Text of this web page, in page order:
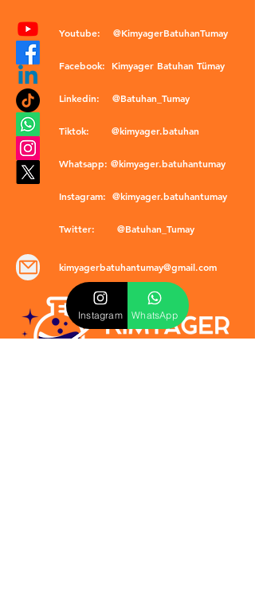
Youtube: @KimyagerBatuhanTumay
Facebook: Kimyager Batuhan Tümay
Linkedin: @Batuhan_Tumay
Tiktok: @kimyager.batuhan
Whatsapp: @kimyager.batuhantumay
Instagram: @kimyager.batuhantumay
Twitter: @Batuhan_Tumay
kimyagerbatuhantumay@gmail.com
Instagram WhatsApp